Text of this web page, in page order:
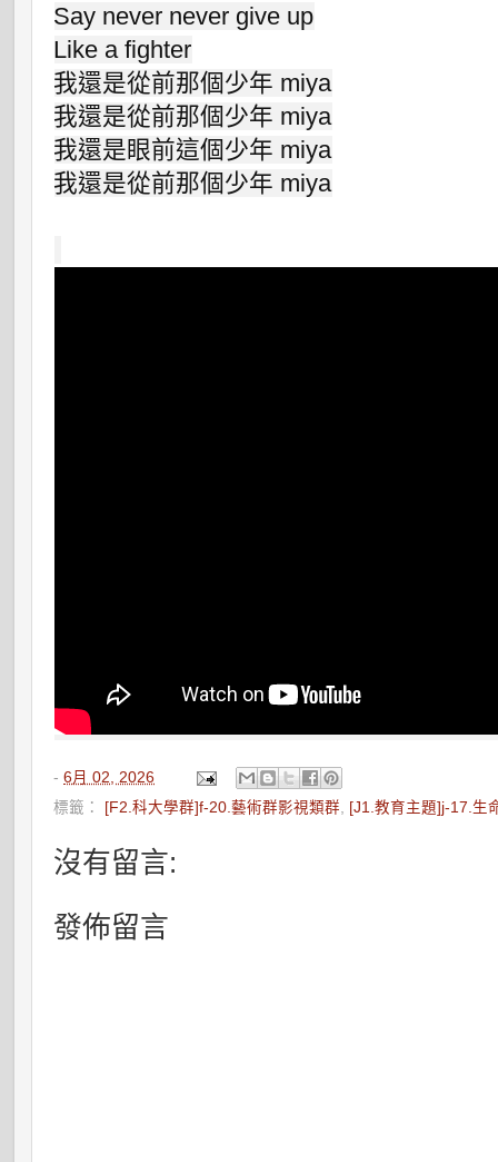
Say never never give up
Like a fighter
我還是從前那個少年 miya
我還是從前那個少年 miya
我還是眼前這個少年 miya
我還是從前那個少年 miya
-6月 02, 2026
標籤： [F2.科大學群]f-20.藝術群影視類群, [J1.教育主題]j-17.生
沒有留言:
發佈留言